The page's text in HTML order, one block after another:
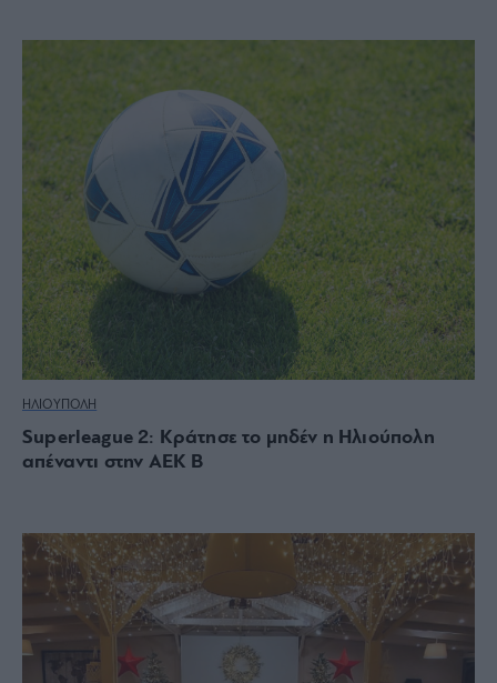
ΗΛΙΟΥΠΟΛΗ
Superleague 2: Κράτησε το μηδέν η Ηλιούπολη
απέναντι στην ΑΕΚ Β